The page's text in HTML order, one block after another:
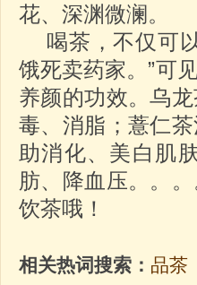
花、深渊微澜。
喝茶，不仅可以
饿死卖药家。”可
养颜的功效。乌
毒、消脂；薏仁
助消化、美白肌
肪、降血压。。
饮茶哦！
相关热词搜索： 品茶